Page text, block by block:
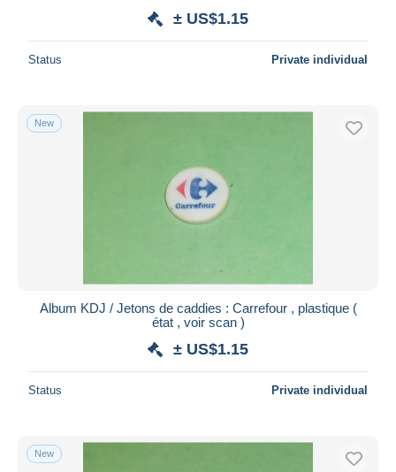
± US$1.15
Status Private individual
New
Album KDJ / Jetons de caddies : Carrefour , plastique (
état , voir scan )
± US$1.15
Status Private individual
New